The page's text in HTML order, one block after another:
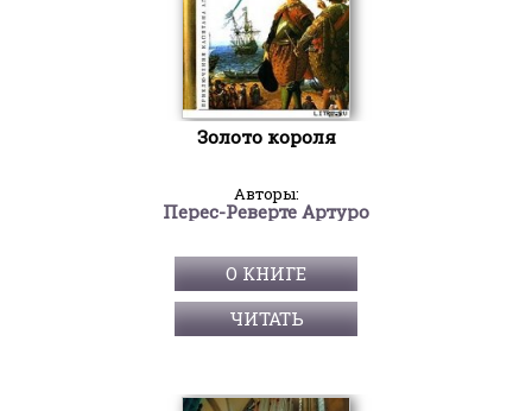
Золото короля
Авторы:
Перес-Реверте Артуро
О КНИГЕ
ЧИТАТЬ